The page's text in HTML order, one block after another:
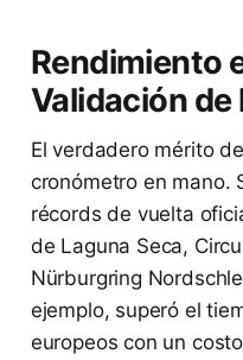
Rendimiento
Validación de
El verdadero mérito
cronómetro en mano.
récords de vuelta
de Laguna Seca,
Nürburgring
ejemplo, superó el
europeos con un